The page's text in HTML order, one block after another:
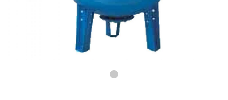
Инструменты и техника